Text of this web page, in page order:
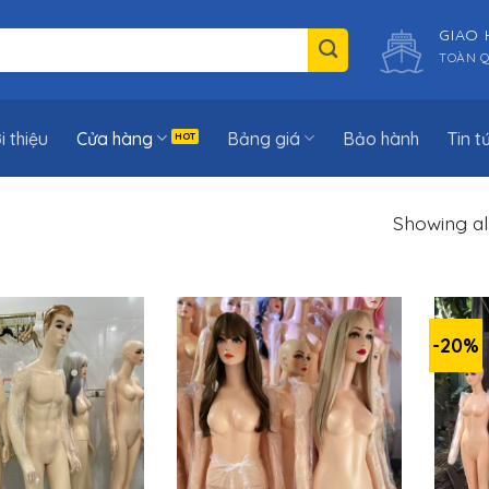
GIAO
TOÀN
thiệu Cửa hàng Bảng giá Bảo hành Tin
Showing
-20%